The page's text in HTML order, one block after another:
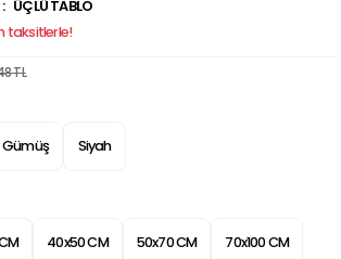
ÜÇLÜ TABLO
taksitlerle!
TL
Gümüş Siyah
40x50 CM 50x70 CM 70x100 CM